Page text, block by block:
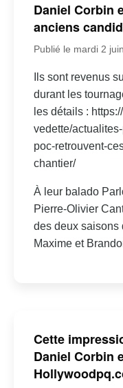
Daniel Corbin
anciens
Publié le mardi 2
Ils sont revenus
durant les
les détails :
vedette/
poc-retrouvent-
chantier/
À leur balado
Pierre-Olivier
des deux saisons
Maxime et
Cette
Daniel Corbin